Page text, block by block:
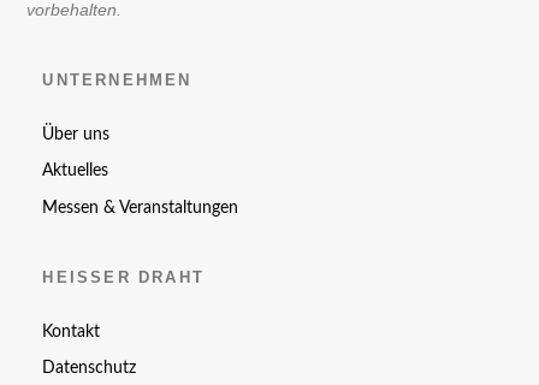
vorbehalten.
UNTERNEHMEN
Über uns
Aktuelles
Messen & Veranstaltungen
HEISSER DRAHT
Kontakt
Datenschutz